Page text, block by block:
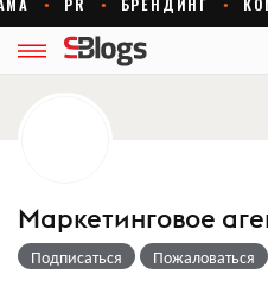
Маркетинговое
Подписаться Пожаловаться